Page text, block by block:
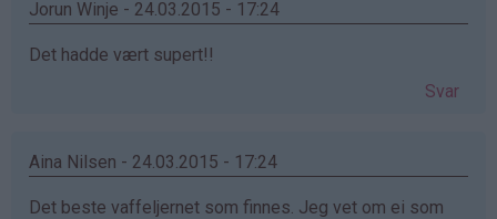
Jorun Winje - 24.03.2015 - 17:24
Det hadde vært supert!!
Svar
Aina Nilsen - 24.03.2015 - 17:24
Det beste vaffeljernet som finnes. Jeg vet om ei som